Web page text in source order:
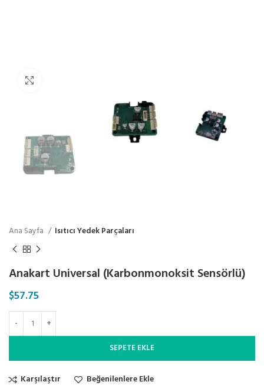
Ana Sayfa Isıtıcı Yedek Parçaları
Anakart Universal (Karbonmonoksit Sensörlü)
$57.75
SEPETE EKLE
Karşılaştır Beğenilenlere Ekle